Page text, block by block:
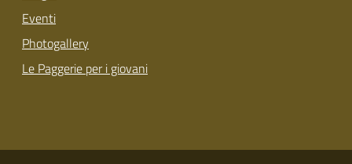
Eventi
Photogallery
Le Paggerie per i giovani